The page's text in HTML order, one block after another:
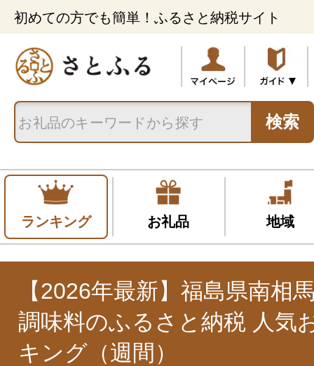
初めての方でも簡単！ふるさと納税サイト
検索
ランキング お礼品 地域
【2026年最新】福島県南相
調味料のふるさと納税 人気
キング（週間）